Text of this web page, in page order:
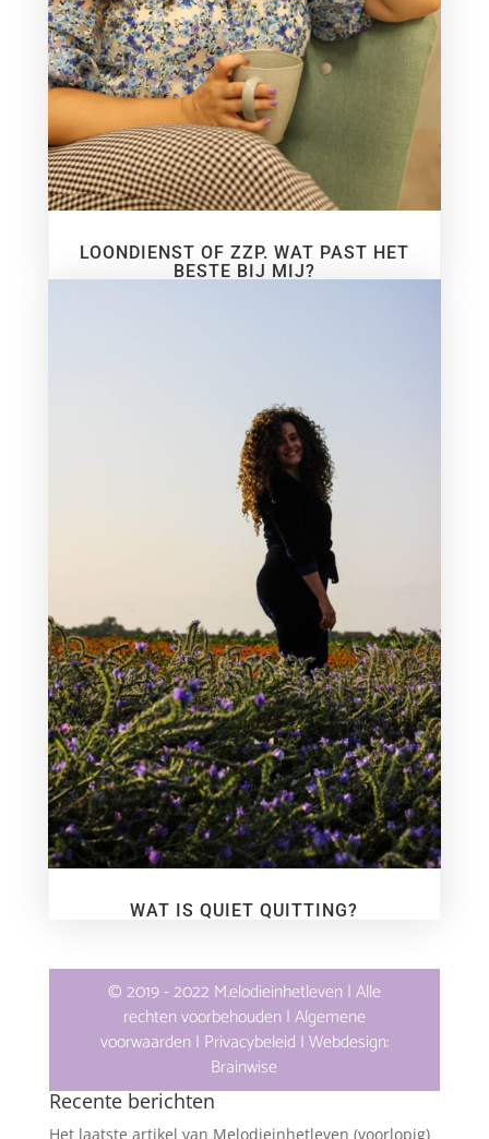
LOONDIENST OF ZZP. WAT PAST HET
BESTE BIJ MIJ?
WAT IS QUIET QUITTING?
© 2019 - 2022 M.elodieinhetleven | Alle
rechten voorbehouden |Algemene
voorwaarden| Privacybeleid | Webdesign:
Brainwise
Recente berichten
Het laatste artikel van Melodieinhetleven (voorlopig)